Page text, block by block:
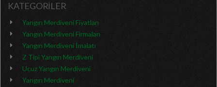
KATEGORİLER
Yangın Merdiveni Fiyatları
Yangın Merdiveni Firmaları
Yangın Merdiveni İmalatı
Z Tipi Yangın Merdiveni
Ucuz Yangın Merdiveni
Yangın Merdiveni